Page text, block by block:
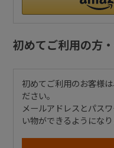
初めてご利用の方
初めてご利用のお客様
ださい。
メールアドレスとパス
い物ができるようになり